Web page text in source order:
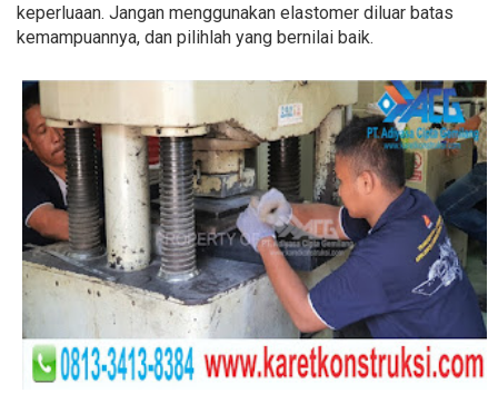
keperluaan. Jangan menggunakan elastomer diluar batas
kemampuannya, dan pilihlah yang bernilai baik.